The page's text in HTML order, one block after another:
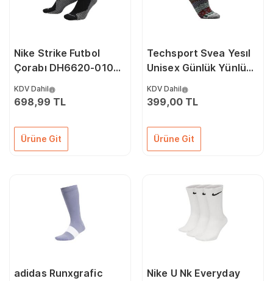
Nike Strike Futbol
Çorabı DH6620-010
KDV Dahil
698,99 TL
Ürüne Git
Techsport Svea Yesıl
Unisex Günlük Yünlü
Renkli
KDV Dahil
399,00 TL
Ürüne Git
adidas Runxgrafic Nike U Nk Everyday